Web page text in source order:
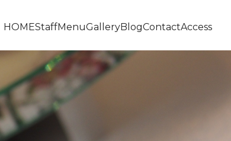
HOMEStaffMenuGalleryBlogContactAccess